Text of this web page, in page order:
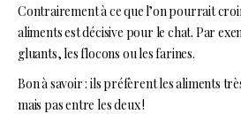
Contrairement à ce que l’on pourrait
aliments est décisive pour le chat. Par
gluants, les flocons ou les farines.
Bon à savoir : ils préfèrent les aliments
mais pas entre les deux !